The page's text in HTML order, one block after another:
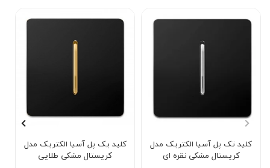
کلید تک پل آسیا الکتریک مدل
کریستال مشکی نقره ای
کلید یک پل آسیا الکتریک مدل
کریستال مشکی طلایی